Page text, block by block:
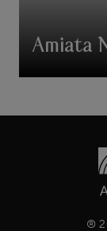
Amiata
®